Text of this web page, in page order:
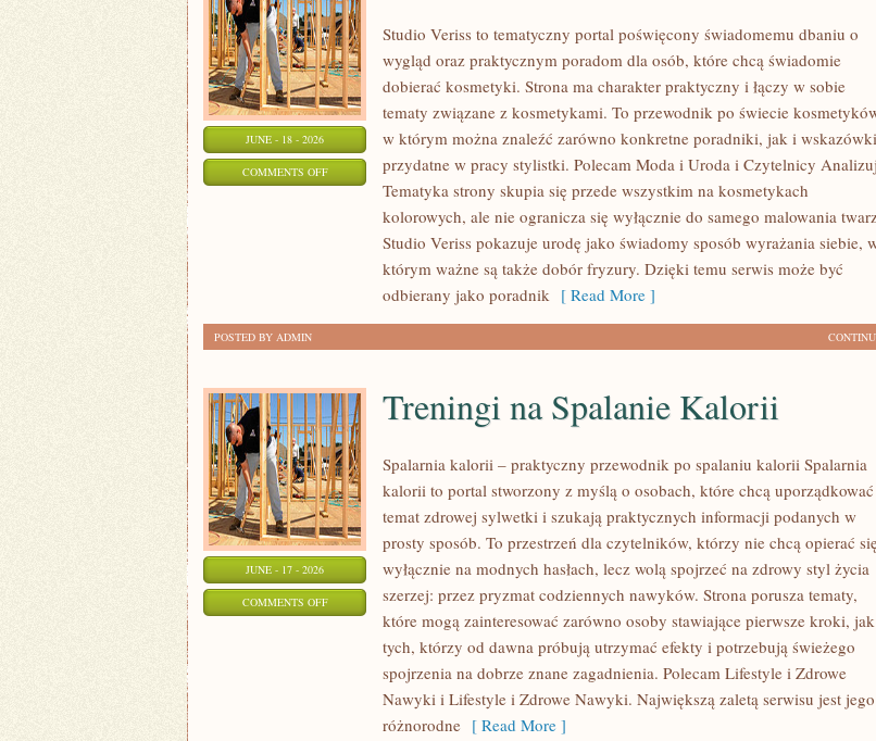
JUNE - 18 - 2026
COMMENTS OFFON
POCZĄTKUJĄCEJ
Studio Veriss to tematyczny portal poświęcony świadomemu dbaniu o
wygląd oraz praktycznym poradom dla osób, które chcą świadomie
dobierać kosmetyki. Strona ma charakter praktyczny i łączy w sobie
tematy związane z kosmetykami. To przewodnik po świecie
w którym można znaleźć zarówno konkretne poradniki, jak i wskazówki
przydatne w pracy stylistki. Polecam Moda i Uroda i Czytelnicy
Tematyka strony skupia się przede wszystkim na kosmetykach
kolorowych, ale nie ogranicza się wyłącznie do samego malowania
Studio Veriss pokazuje urodę jako świadomy sposób wyrażania siebie,
którym ważne są także dobór fryzury. Dzięki temu serwis może być
odbierany jako poradnik [ Read More ]
POSTED BY ADMIN
JUNE - 17 - 2026
COMMENTS OFFON
Treningi na Spalanie Kalorii
Spalarnia kalorii – praktyczny przewodnik po spalaniu kalorii Spalarnia
kalorii to portal stworzony z myślą o osobach, które chcą uporządkować
temat zdrowej sylwetki i szukają praktycznych informacji podanych w
prosty sposób. To przestrzeń dla czytelników, którzy nie chcą opierać
wyłącznie na modnych hasłach, lecz wolą spojrzeć na zdrowy styl życia
szerzej: przez pryzmat codziennych nawyków. Strona porusza tematy,
które mogą zainteresować zarówno osoby stawiające pierwsze kroki,
tych, którzy od dawna próbują utrzymać efekty i potrzebują świeżego
spojrzenia na dobrze znane zagadnienia. Polecam Lifestyle i Zdrowe
Nawyki i Lifestyle i Zdrowe Nawyki. Największą zaletą serwisu jest jego
różnorodne [ Read More ]